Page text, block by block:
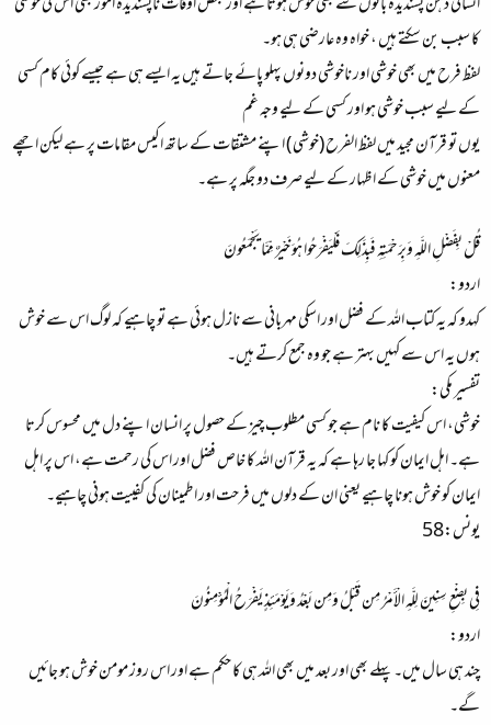
کا سبب بن سکتے ہیں ، خواہ وہ عارضی ہی ہو۔
لفظ فرح میں بھی خوشی اور ناخوشی دونوں پہلو پائے جاتے ہیں یہ ایسے ہی ہے جیسے کوئی کام کسی
کے لیے سبب خوشی ہو اور کسی کے لیے وجہ غم
یوں تو قرآن مجید میں لفظ الفرح (خوشی ) اپنے مشتقات کے ساتھ اکیس مقامات پر ہے لیکن اچھے
معنوں میں خوشی کے اظہار کے لیے صرف دو جگہ پر ہے۔
قُلْ بِفَضْلِ اللَّهِ وَبِرَحْمَتِهِ فَبِذَلِكَ فَلْيَفْرَحُوا هُوَ خَيْرٌ مِّمَّا يَجْمَعُونَ
اردو:
کہدو کہ یہ کتاب اللہ کے فضل اور اسکی مہربانی سے نازل ہوئی ہے تو چاہیے کہ لوگ اس سے خوش
ہوں یہ اس سے کہیں بہتر ہے جو وہ جمع کرتے ہیں۔
تفسیر مکی:
خوشی، اس کیفیت کا نام ہے جو کسی مطلوب چیز کے حصول پر انسان اپنے دل میں محسوس کرتا
ہے۔ اہل ایمان کو کہا جا رہا ہے کہ یہ قرآن اللہ کا خاص فضل اور اس کی رحمت ہے، اس پر اہل
ایمان کو خوش ہونا چاہیے یعنی ان کے دلوں میں فرحت اور اطمینان کی کفییت ہونی چاہیے۔
یونس:58
فِي بِضْعِ سِنِينَ لِلَّهِ الْأَمْرُ مِن قَبْلُ وَمِن بَعْدُ وَيَوْمَئِذٍ يَفْرَحُ الْمُؤْمِنُونَ
اردو:
چند ہی سال میں۔ پہلے بھی اور بعد میں بھی اللہ ہی کا حکم ہے اور اس روز مومن خوش ہو جائیں
گے۔